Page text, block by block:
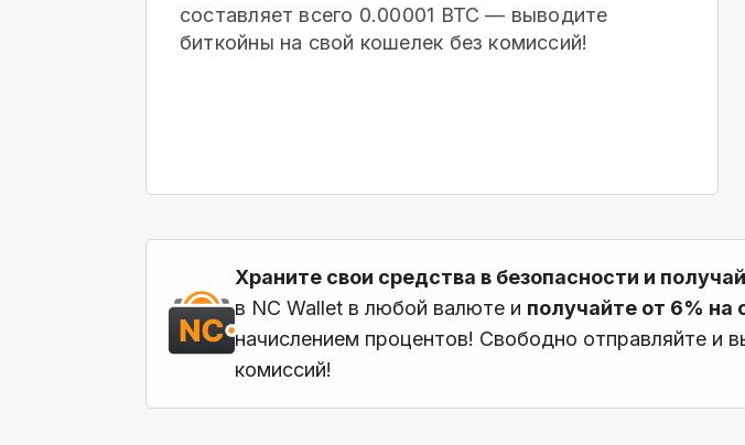
составляет всего 0.00001 BTC — выводите
биткойны на свой кошелек без комиссий!
Храните свои средства в безопасности и
в NC Wallet в любой валюте и получайте от 6% на
начислением процентов! Свободно отправляйте и
комиссий!